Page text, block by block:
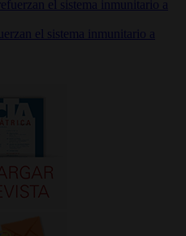
el sistema inmunitario a